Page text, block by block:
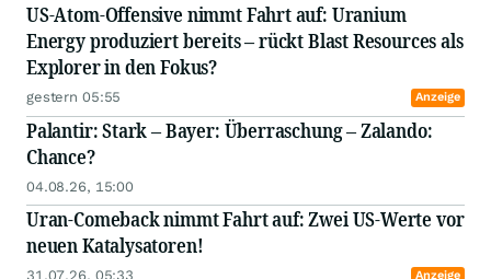
US-Atom-Offensive nimmt Fahrt auf: Uranium
Energy produziert bereits – rückt Blast Resources als
Explorer in den Fokus?
gestern 05:55 Anzeige
Palantir: Stark – Bayer: Überraschung – Zalando:
Chance?
04.08.26, 15:00
Uran-Comeback nimmt Fahrt auf: Zwei US-Werte vor
neuen Katalysatoren!
31.07.26, 05:33 Anzeige